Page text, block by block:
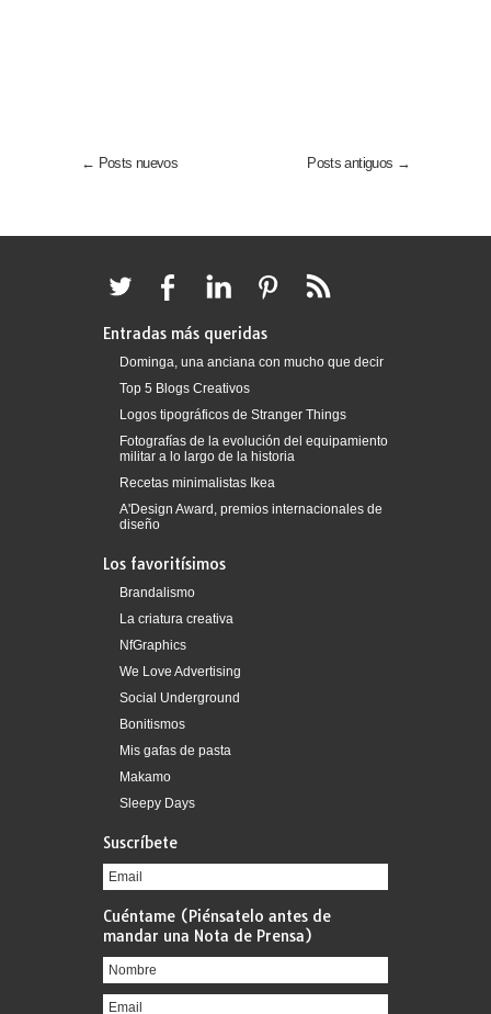
← Posts nuevos Posts antiguos →
Entradas más queridas
Dominga, una anciana con mucho que decir
Top 5 Blogs Creativos
Logos tipográficos de Stranger Things
Fotografías de la evolución del equipamiento
militar a lo largo de la historia
Recetas minimalistas Ikea
A'Design Award, premios internacionales de
diseño
Los favoritísimos
Brandalismo
La criatura creativa
NfGraphics
We Love Advertising
Social Underground
Bonitismos
Mis gafas de pasta
Makamo
Sleepy Days
Suscríbete
Cuéntame (Piénsatelo antes de
mandar una Nota de Prensa)